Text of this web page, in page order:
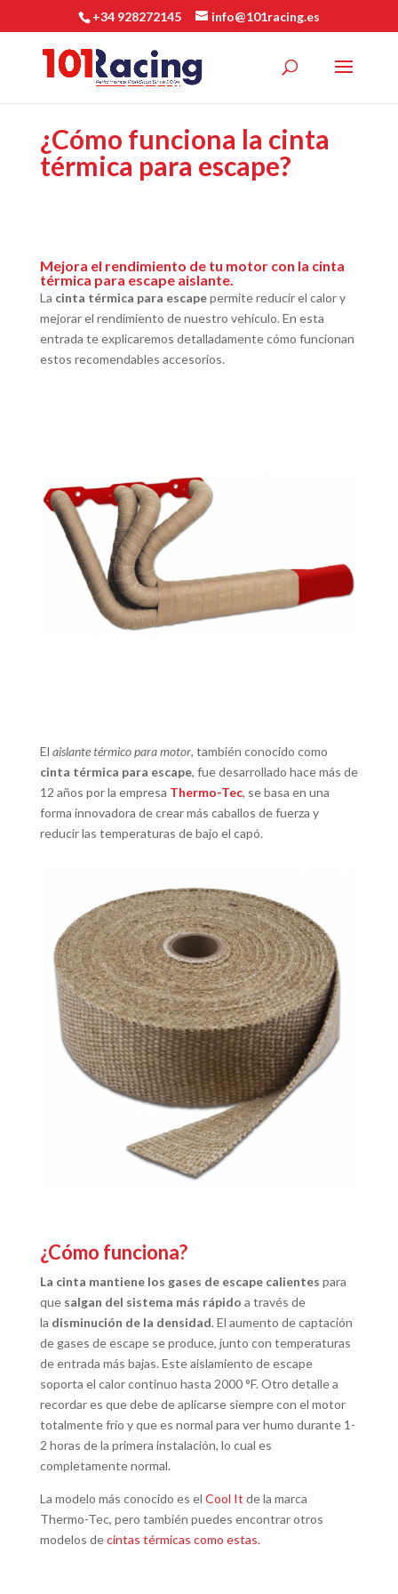
+34 928272145 info@101racing.es
¿Cómo funciona la cinta
térmica para escape?
Mejora el rendimiento de tu motor con la cinta
térmica para escape aislante.
La cinta térmica para escapepermite reducir el calor y
mejorar el rendimiento de nuestro vehículo. En esta
entrada te explicaremos detalladamente cómo funcionan
estos recomendables accesorios.
El aislante térmico para motor, también conocido como
cinta térmica para escape, fue desarrollado hace más de
12 años por la empresa Thermo-Tec, se basa en una
forma innovadora de crear más caballos de fuerza y ​​
reducir las temperaturas de bajo el capó.
¿Cómo funciona?
La cinta mantiene los gases de escape calientes para
que salgan del sistema más rápido a través de
la disminución de la densidad. El aumento de captación
de gases de escape se produce, junto con temperaturas
de entrada más bajas. Este aislamiento de escape
soporta el calor continuo hasta 2000 °F. Otro detalle a
recordar es que debe de aplicarse siempre con el motor
totalmente frío y que es normal para ver humo durante 1-
2 horas de la primera instalación, lo cual es
completamente normal.
La modelo más conocido es el Cool It de la marca
Thermo-Tec, pero también puedes encontrar otros
modelos decintas térmicas como estas.